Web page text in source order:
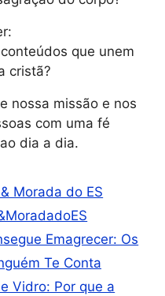
que unem
cristã?
nossa missão e nos
com uma fé
dia a dia.
Morada do ES
Emagrecer: Os
Te Conta
Vidro: Por que a